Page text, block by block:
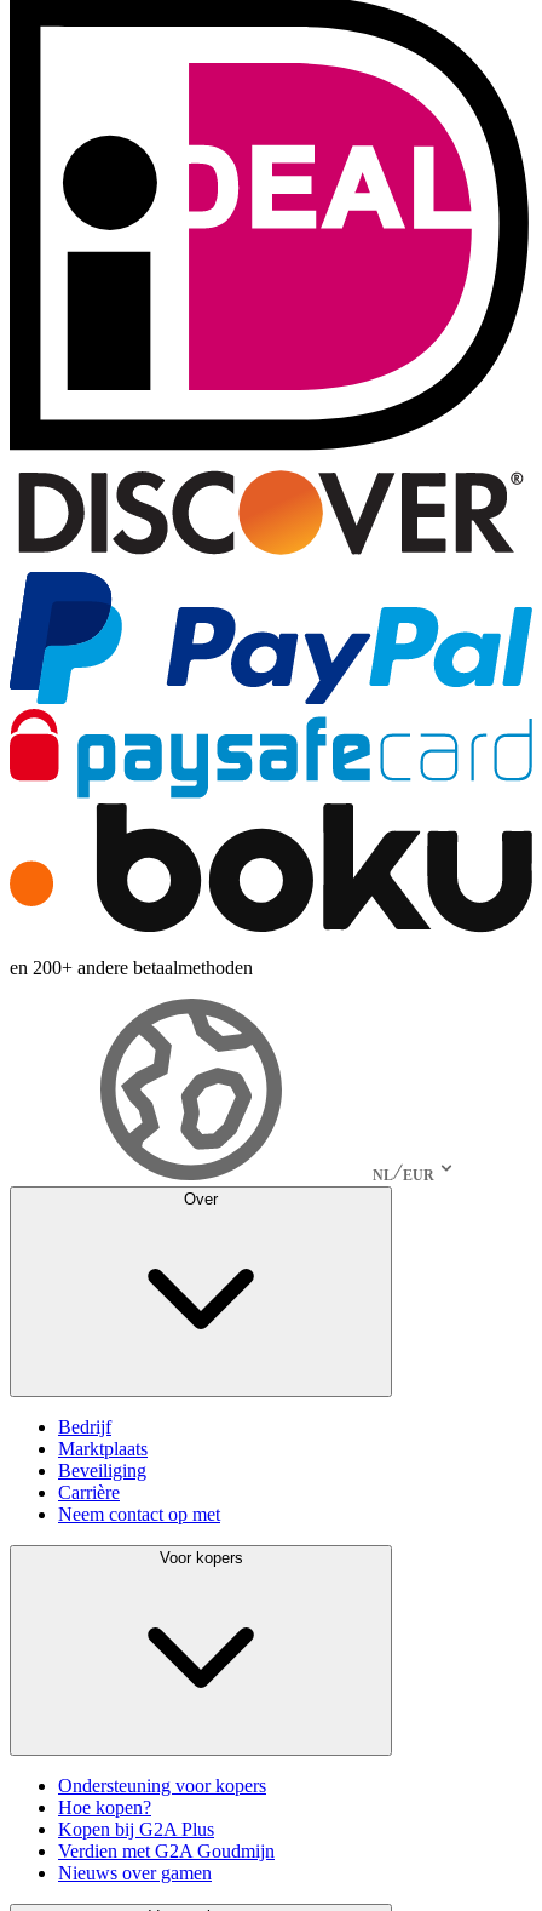
en 200+ andere betaalmethoden
NL EUR
Over
Bedrijf
Marktplaats
Beveiliging
Carrière
Neem contact op met
Voor kopers
Ondersteuning voor kopers
Hoe kopen?
Kopen bij G2A Plus
Verdien met G2A Goudmijn
Nieuws over gamen